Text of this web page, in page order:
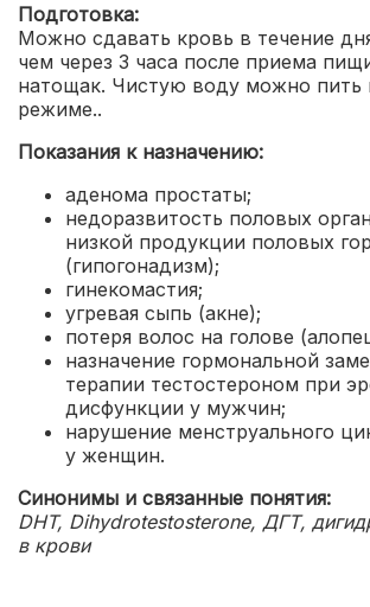
Подготовка:
Можно сдавать кровь в течение
чем через 3 часа после приема
натощак. Чистую воду можно пить
режиме..
Показания к назначению:
аденома простаты;
недоразвитость половых
низкой продукции половых
(гипогонадизм);
гинекомастия;
угревая сыпь (акне);
потеря волос на голове
назначение гормональной
терапии тестостероном при
дисфункции у мужчин;
нарушение менструального
у женщин.
Синонимы и связанные понятия:
DHT, Dihydrotestosterone, ДГТ,
в крови